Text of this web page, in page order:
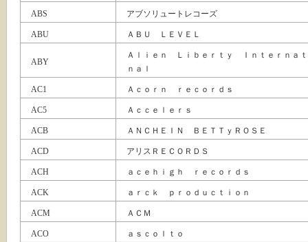
ABS アブソリュートレコーズ
ABU ＡＢＵ ＬＥＶＥＬ
ABY
Ａｌｉｅｎ Ｌｉｂｅｒｔｙ Ｉｎｔｅｒｎａ
ｎａｌ
AC1 Ａｃｏｒｎ ｒｅｃｏｒｄｓ
AC5 Ａｃｃｅｌｅｒｓ
ACB ＡＮＣＨＥＩＮ ＢＥＴＴｙＲＯＳＥ
ACD アリスＲＥＣＯＲＤＳ
ACH ａｃｅｈｉｇｈ ｒｅｃｏｒｄｓ
ACK ａｒｃｋ ｐｒｏｄｕｃｔｉｏｎ
ACM ＡＣＭ
ACO ａｓｃｏｌｔｏ